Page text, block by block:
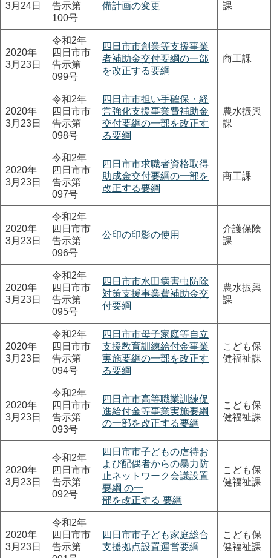
3月24日
告示第
100号
備計画の変更
課
2020年
3月23日
令和2年
四日市市
告示第
099号
四日市市創業等支援事業
者補助金交付要綱の一部
を改正する要綱
商工課
2020年
3月23日
令和2年
四日市市
告示第
098号
四日市市担い手確保・経
営強化支援事業費補助金
交付要綱の一部を改正す
る要綱
農水振興
課
2020年
3月23日
令和2年
四日市市
告示第
097号
四日市市求職者資格取得
助成金交付要綱の一部を
改正する要綱
商工課
2020年
3月23日
令和2年
四日市市
告示第
096号
公印の印影の使用
介護保険
課
2020年
3月23日
令和2年
四日市市
告示第
095号
四日市市水田病害虫防除
対策支援事業費補助金交
付要綱
農水振興
課
2020年
3月23日
令和2年
四日市市
告示第
094号
四日市市母子家庭等自立
支援教育訓練給付金事業
実施要綱の一部を改正す
る要綱
こども保
健福祉課
2020年
3月23日
令和2年
四日市市
告示第
093号
四日市市高等職業訓練促
進給付金等事業実施要綱
の一部を改正する要綱
こども保
健福祉課
2020年
3月23日
令和2年
四日市市
告示第
092号
四日市市子どもの虐待お
よび配偶者からの暴力防
止ネットワーク会議設置
要綱 の一
部を改正する 要綱
こども保
健福祉課
2020年
3月23日
令和2年
四日市市
告示第
四日市市子ども家庭総合
支援拠点設置運営要綱
こども保
健福祉課